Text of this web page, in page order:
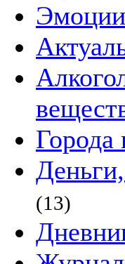
Эмоции
Города
(13)